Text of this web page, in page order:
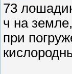
73
ч на
при